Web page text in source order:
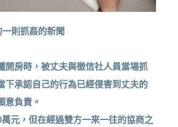
則抓姦的新聞
開房時，被丈夫與徵信社人員當場抓
下承認自己的行為已經侵害到丈夫的
意負責。
元，但在經過雙方一來一往的協商之